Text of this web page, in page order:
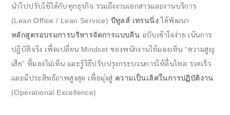
นำไปปรับใช้ได้กับทุกธุรกิจ รวมถึงงานเอกสารและงานบริการ
(Lean Office / Lean Service) บีทูลส์ เทรนนิ่งได้พัฒนา
หลักสูตรอบรมการบริหารจัดการแบบลีน ฉบับเข้าใจง่าย เน้นการ
ปฏิบัติจริง เพื่อเปลี่ยน Mindset ของพนักงานให้มองเห็น “ความสูญ
เสีย” ที่มองไม่เห็น และรู้วิธีปรับปรุงกระบวนการให้ลื่นไหล รวดเร็ว
และมีประสิทธิภาพสูงสุด เพื่อมุ่งสู่ ความเป็นเลิศในการปฏิบัติงาน
(Operational Excellence)